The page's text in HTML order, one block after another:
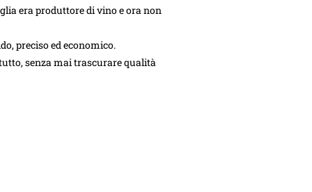
era produttore di vino e ora non
preciso ed economico.
senza mai trascurare qualità